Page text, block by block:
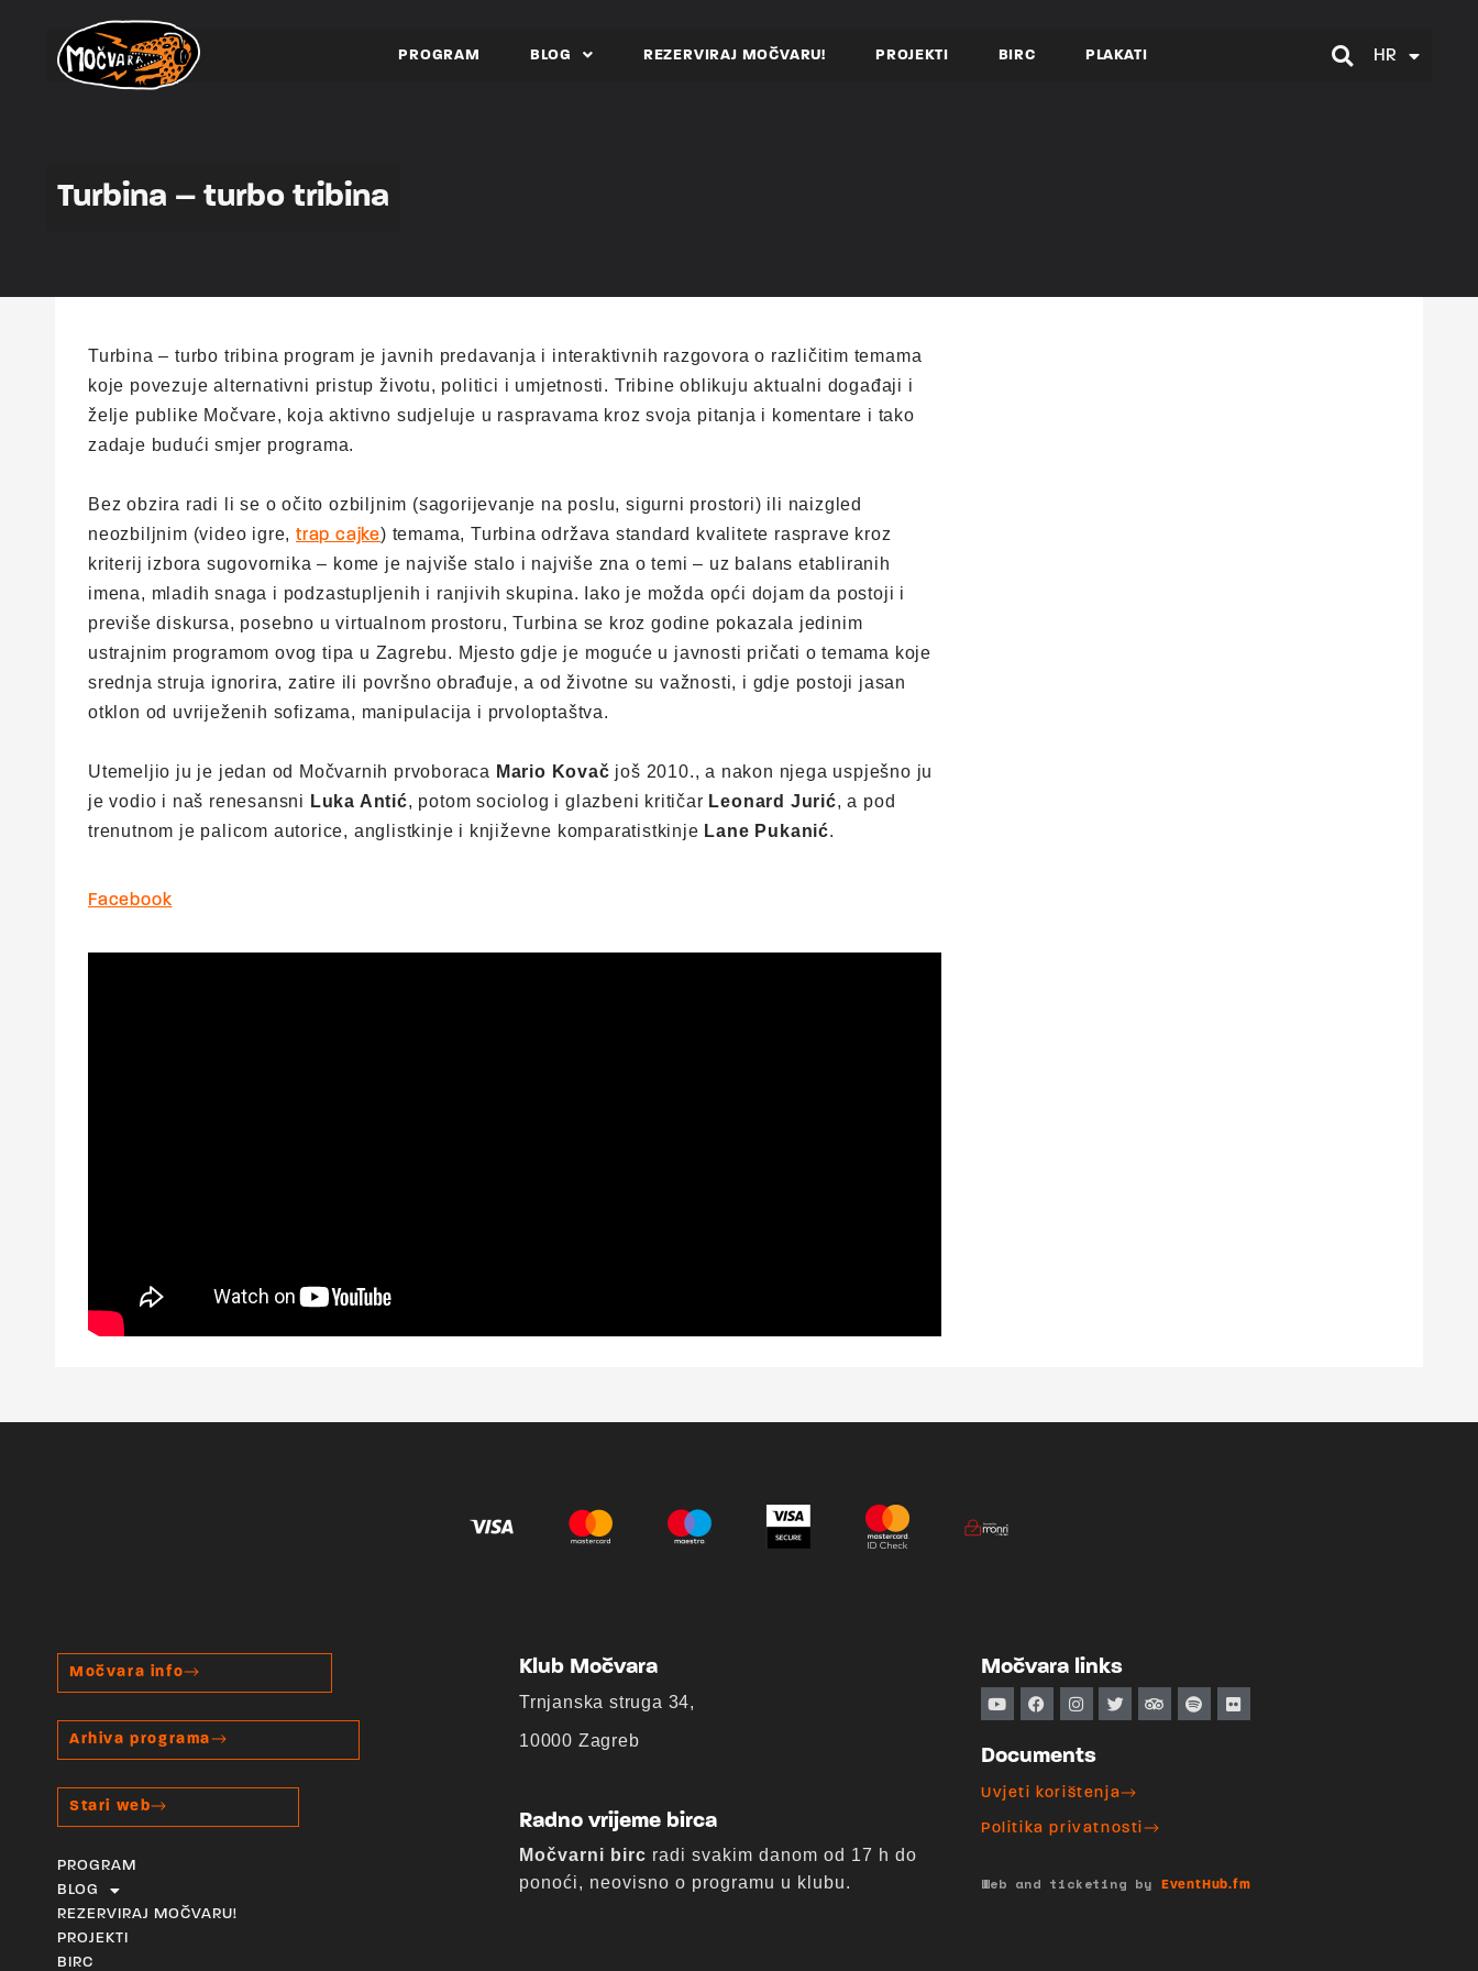
PROGRAM BLOG REZERVIRAJ MOČVARU! PROJEKTI BIRC PLAKATI HR
EN
Turbina – turbo tribina
Turbina – turbo tribina program je javnih predavanja i interaktivnih razgovora o različitim temama
koje povezuje alternativni pristup životu, politici i umjetnosti. Tribine oblikuju aktualni događaji i
želje publike Močvare, koja aktivno sudjeluje u raspravama kroz svoja pitanja i komentare i tako
zadaje budući smjer programa.
Bez obzira radi li se o očito ozbiljnim (sagorijevanje na poslu, sigurni prostori) ili naizgled
neozbiljnim (video igre,trap cajke) temama, Turbina održava standard kvalitete rasprave kroz
kriterij izbora sugovornika – kome je najviše stalo i najviše zna o temi – uz balans etabliranih
imena, mladih snaga i podzastupljenih i ranjivih skupina. Iako je možda opći dojam da postoji i
previše diskursa, posebno u virtualnom prostoru, Turbina se kroz godine pokazala jedinim
ustrajnim programom ovog tipa u Zagrebu. Mjesto gdje je moguće u javnosti pričati o temama koje
srednja struja ignorira, zatire ili površno obrađuje, a od životne su važnosti, i gdje postoji jasan
otklon od uvriježenih sofizama, manipulacija i prvoloptaštva.
Utemeljio ju je jedan od Močvarnih prvoboraca Mario Kovač još 2010., a nakon njega uspješno ju
je vodio i naš renesansni Luka Antić, potom sociolog i glazbeni kritičar Leonard Jurić, a pod
trenutnom je palicom autorice, anglistkinje i književne komparatistkinje Lane Pukanić.
Facebook
Močvara info
Arhiva programa
Stari web
PROGRAM
BLOG
REZERVIRAJ MOČVARU!
PROJEKTI
BIRC
Klub Močvara
Trnjanska struga 34,
10000 Zagreb
Radno vrijeme birca
Močvarni birc radi svakim danom od 17 h do
ponoći, neovisno o programu u klubu.
Močvara links
Documents
Uvjeti korištenja
Politika privatnosti
Web and ticketing by EventHub.fm